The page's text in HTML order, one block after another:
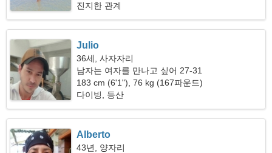
진지한 관계
Julio
36세, 사자자리
남자는 여자를 만나고 싶어 27-31
183 cm (6'1"), 76 kg (167파운드)
다이빙, 등산
Alberto
43년, 양자리